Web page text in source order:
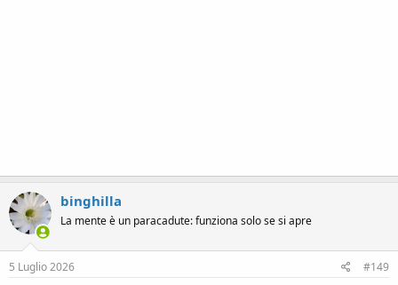
binghilla
La mente è un paracadute: funziona solo se si apre
5 Luglio 2026 #149